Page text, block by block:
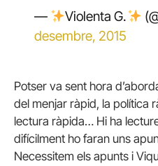
— Violenta G.
desembre, 2015
Potser va sent hora
del menjar ràpid, la política
lectura ràpida… Hi ha
difícilment ho faran uns
Necessitem els apunts i